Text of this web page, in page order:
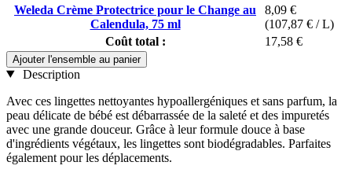
Weleda Crème Protectrice pour le Change au
Calendula, 75 ml
8,09 €
(107,87 € / L)
Coût total :
17,58 €
Ajouter l'ensemble au panier
Description
Avec ces lingettes nettoyantes hypoallergéniques et sans parfum, la
peau délicate de bébé est débarrassée de la saleté et des impuretés
avec une grande douceur. Grâce à leur formule douce à base
d'ingrédients végétaux, les lingettes sont biodégradables. Parfaites
également pour les déplacements.